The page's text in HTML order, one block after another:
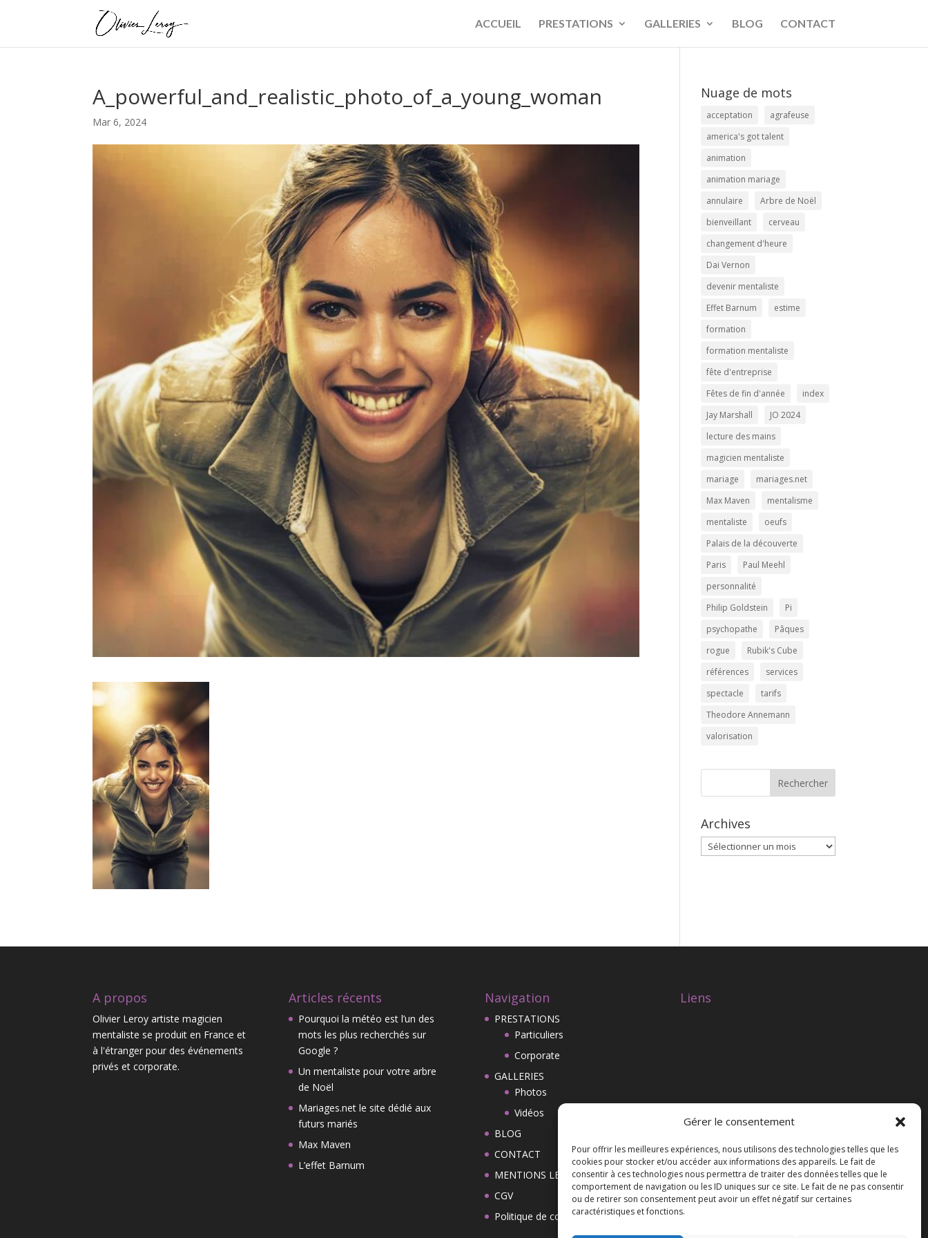
Gérer le consentement
Pour offrir les meilleures expériences, nous utilisons des technologies telles que les
cookies pour stocker et/ou accéder aux informations des appareils. Le fait de
consentir à ces technologies nous permettra de traiter des données telles que le
comportement de navigation ou les ID uniques sur ce site. Le fait de ne pas consentir
ou de retirer son consentement peut avoir un effet négatif sur certaines
caractéristiques et fonctions.
ACCUEIL PRESTATIONS GALLERIES BLOG CONTACT
A_powerful_and_realistic_photo_of_a_young_woman
Mar 6, 2024
Nuage de mots
acceptation
agrafeuse
america's got talent
animation
animation mariage
annulaire
Arbre de Noël
bienveillant
cerveau
changement d'heure
Dai Vernon
devenir mentaliste
Effet Barnum
estime
formation
formation mentaliste
fête d'entreprise
Fêtes de fin d'année
index
Jay Marshall
JO 2024
lecture des mains
magicien mentaliste
mariage
mariages.net
Max Maven
mentalisme
mentaliste
oeufs
Palais de la découverte
Paris
Paul Meehl
personnalité
Philip Goldstein
Pi
psychopathe
Pâques
rogue
Rubik's Cube
références
services
spectacle
tarifs
Theodore Annemann
valorisation
Rechercher
Archives
Archives
A propos
Olivier Leroy artiste magicien
mentaliste se produit en France et
à l'étranger pour des événements
privés et corporate.
Articles récents
Pourquoi la météo est l’un des
mots les plus recherchés sur
Google ?
Un mentaliste pour votre arbre
de Noël
Mariages.net le site dédié aux
futurs mariés
Max Maven
L’effet Barnum
Navigation
PRESTATIONS
Particuliers
Corporate
GALLERIES
Photos
Vidéos
BLOG
CONTACT
MENTIONS LEGALES
CGV
Politique de cookies (UE)
Liens